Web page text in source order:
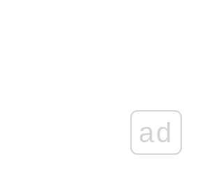
ad